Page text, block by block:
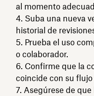
al momento
Suba una nueva
historial de
Prueba el uso
o colaborador.
Confirme que la
coincide con su
Asegúrese de